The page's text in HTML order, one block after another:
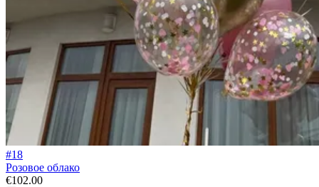
#18
Розовое облако
€102.00